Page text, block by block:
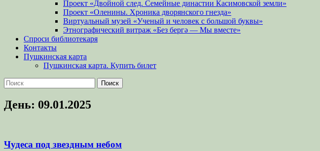
Проект «Двойной след. Семейные династии Касимовской земли»
Проект «Оленины. Хроника дворянского гнезда»
Виртуальный музей «Ученый и человек с большой буквы»
Этнографический витраж «Без бергə — Мы вместе»
Спроси библиотекаря
Контакты
Пушкинская карта
Пушкинская карта. Купить билет
Поиск
Найти:
День: 09.01.2025
Чудеса под звездным небом